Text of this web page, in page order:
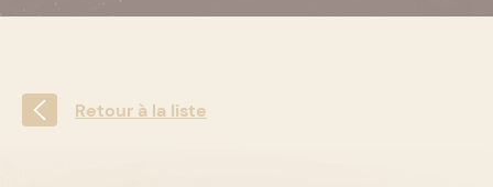
Retour à la liste